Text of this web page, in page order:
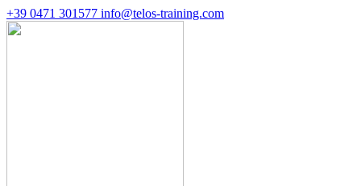
+39 0471 301577 info@telos-training.com